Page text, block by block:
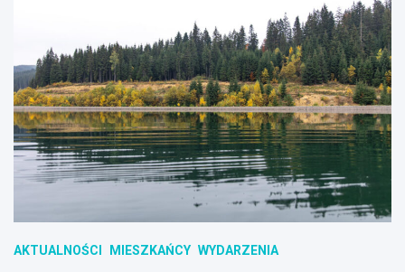
AKTUALNOŚCI MIESZKAŃCY WYDARZENIA